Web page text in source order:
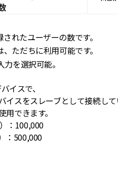
れたユーザーの数です。
ただちに利用可能です。
を選択可能。
イスで、
イスをスレーブとして接続し
できます。
：100,000
：500,000